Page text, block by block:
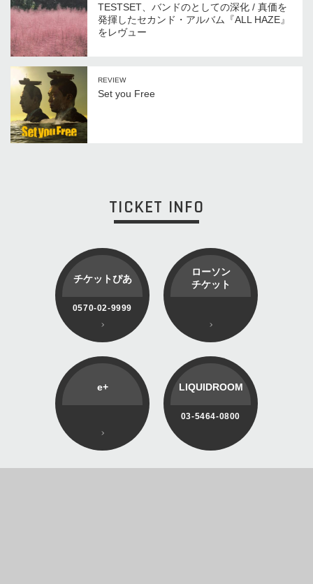
TESTSET、バンドのとしての深化 / 真価を
発揮したセカンド・アルバム『ALL HAZE』
をレヴュー
REVIEW
Set you Free
TICKET INFO
チケットぴあ
0570-02-9999
ローソン
チケット
e+ LIQUIDROOM
03-5464-0800